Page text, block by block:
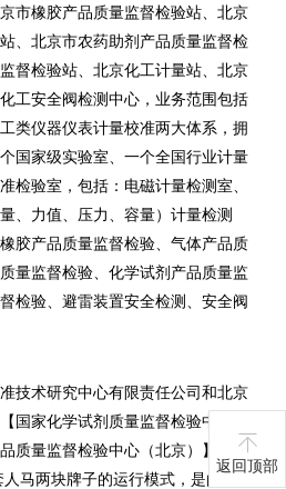
市橡胶产品质量监督检验站、北京
、北京市农药助剂产品质量监督检
督检验站、北京化工计量站、北京
工安全阀检测中心，业务范围包括
类仪器仪表计量校准两大体系，拥
国家级实验室、一个全国行业计量
检验室，包括：电磁计量检测室、
、力值、压力、容量）计量检测
胶产品质量监督检验、气体产品质
量监督检验、化学试剂产品质量监
检验、避雷装置安全检测、安全阀
技术研究中心有限责任公司和北京
国家化学试剂质量监督检验中心、
质量监督检验中心（北京）】（以
马两块牌子的运行模式，是由安博
返回顶部